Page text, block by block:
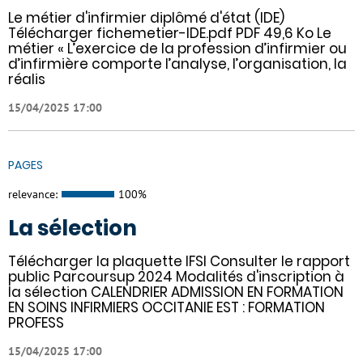
Le métier d'infirmier diplômé d'état (IDE)
Télécharger fichemetier-IDE.pdf PDF 49,6 Ko Le
métier « L’exercice de la profession d’infirmier ou
d’infirmière comporte l’analyse, l’organisation, la
réalis
15/04/2025 17:00
PAGES
relevance: 100%
La sélection
Télécharger la plaquette IFSI Consulter le rapport
public Parcoursup 2024 Modalités d'inscription à
la sélection CALENDRIER ADMISSION EN FORMATION
EN SOINS INFIRMIERS OCCITANIE EST : FORMATION
PROFESS
15/04/2025 17:00